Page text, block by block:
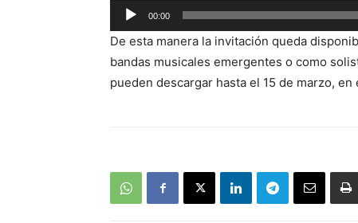
Reproductor
de
audio
00:00
De esta manera la invitación queda
bandas musicales emergentes o como
pueden descargar hasta el 15 de marzo,